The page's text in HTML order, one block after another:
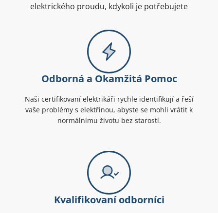
elektrického proudu, kdykoli je potřebujete
Odborná a Okamžitá Pomoc
Naši certifikovaní elektrikáři rychle identifikují a řeší
vaše problémy s elektřinou, abyste se mohli vrátit k
normálnímu životu bez starostí.
Kvalifikovaní odborníci